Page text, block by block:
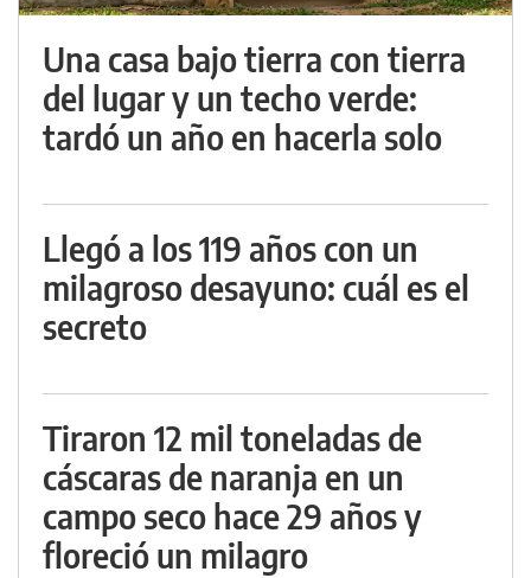
Una casa bajo tierra con tierra
del lugar y un techo verde:
tardó un año en hacerla solo
Llegó a los 119 años con un
milagroso desayuno: cuál es el
secreto
Tiraron 12 mil toneladas de
cáscaras de naranja en un
campo seco hace 29 años y
floreció un milagro